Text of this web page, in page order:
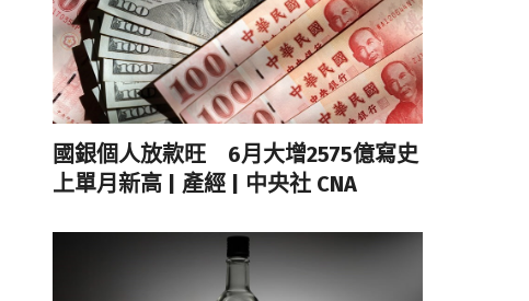
國銀個人放款旺 6月大增2575億寫史
上單月新高 | 產經 | 中央社 CNA